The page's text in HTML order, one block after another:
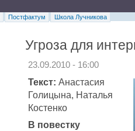
Постфактум
Школа Лучникова
Угроза для
23.09.2010 - 16:00
Текст: Анастасия
Голицына, Наталья
Костенко
В повестку